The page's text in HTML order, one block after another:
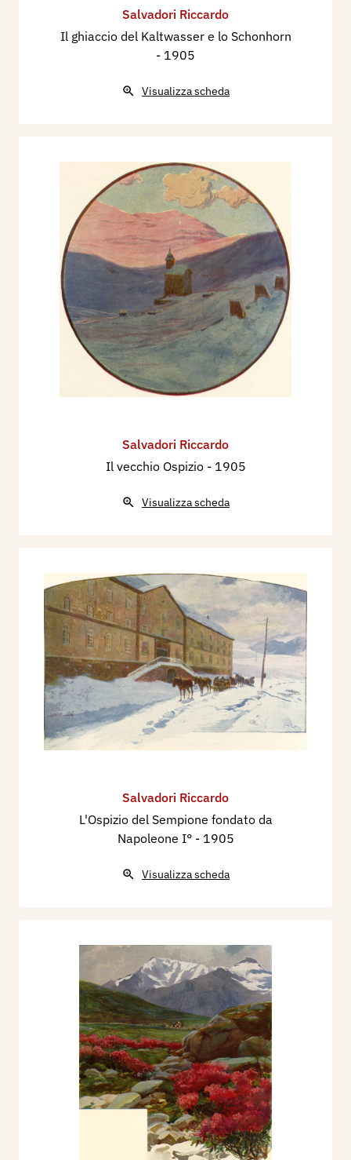
Salvadori Riccardo
Il ghiaccio del Kaltwasser e lo Schonhorn
- 1905
Visualizza scheda
Salvadori Riccardo
Il vecchio Ospizio - 1905
Visualizza scheda
Salvadori Riccardo
L'Ospizio del Sempione fondato da
Napoleone I° - 1905
Visualizza scheda